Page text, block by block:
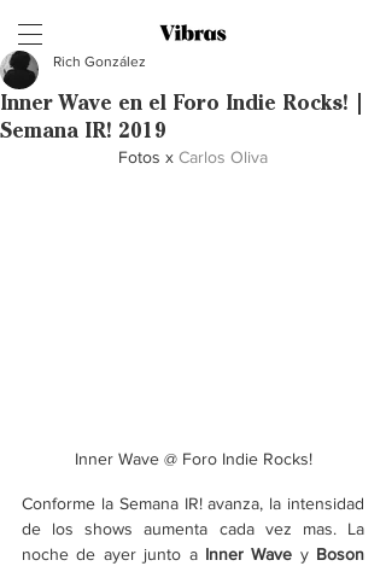
Inner Wave en el Foro Indie Rocks! |
Semana IR! 2019
Rich González
Fotos x Carlos Oliva
Inner Wave @ Foro Indie Rocks!
Conforme la Semana IR! avanza, la intensidad
de los shows aumenta cada vez mas. La
noche de ayer junto a Inner Wave y Boson